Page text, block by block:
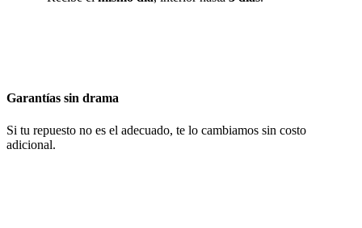
Garantías sin drama
Si tu repuesto no es el adecuado, te lo cambiamos sin costo
adicional.